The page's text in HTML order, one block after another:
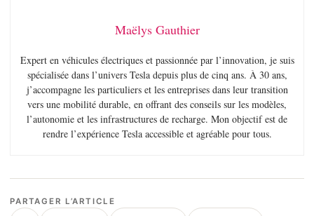
Maëlys Gauthier
Expert en véhicules électriques et passionnée par l’innovation, je suis
spécialisée dans l’univers Tesla depuis plus de cinq ans. À 30 ans,
j’accompagne les particuliers et les entreprises dans leur transition
vers une mobilité durable, en offrant des conseils sur les modèles,
l’autonomie et les infrastructures de recharge. Mon objectif est de
rendre l’expérience Tesla accessible et agréable pour tous.
PARTAGER L’ARTICLE